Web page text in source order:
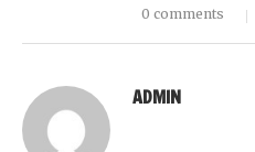
0 comments
ADMIN